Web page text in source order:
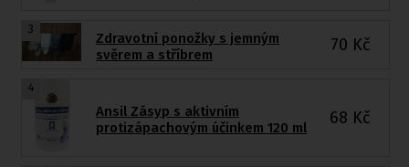
3
Zdravotní ponožky s jemným
svěrem a stříbrem
70 Kč
4
Ansil Zásyp s aktivním
protizápachovým účinkem 120 ml
68 Kč